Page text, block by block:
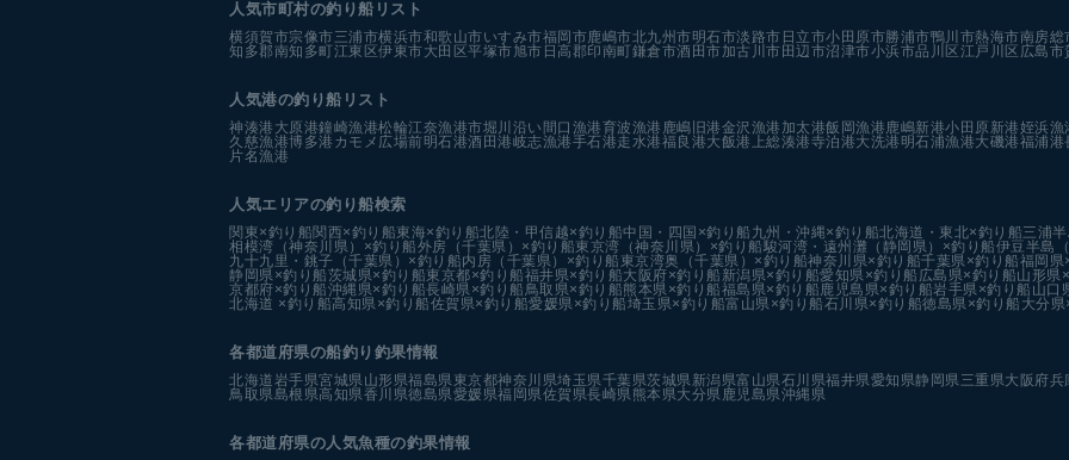
人気市町村の釣り船リスト
横須賀市宗像市三浦市横浜市和歌山市いすみ市福岡市鹿嶋市北九州市明石市淡路市 日立市小田原市勝浦市鴨川市熱海市南房総
知多郡南知多町江東区伊東市大田区平塚市旭市 日高郡印南町鎌倉市酒田市加古川市田辺市沼津市小浜市品川区江戸川区 広島市
人気港の釣り船リスト
神湊港 大原港鐘崎漁港松輪江奈漁港市堀川沿い 間口漁港育波漁港 鹿嶋旧港金沢漁港 加太港飯岡漁港 鹿嶋新港小田原新港姪浜漁
久慈漁港博多港カモメ広場前明石港酒田港岐志漁港手石港走水港福良港大飯港 上総湊港寺泊港大洗港 明石浦漁港大磯港福浦港
片名漁港
人気エリアの釣り船検索
関東×釣り船関西×釣り船東海×釣り船北陸・甲信越×釣り船中国・四国×釣り船 九州・沖縄×釣り船北海道・東北×釣り船三浦
相模湾（神奈川県）×釣り船外房（千葉県）×釣り船東京湾（神奈川県）×釣り船駿河湾・遠州灘（静岡県）×釣り船伊豆半島
九十九里・銚子（千葉県）×釣り船内房（千葉県）×釣り船 東京湾奥（千葉県）×釣り船神奈川県×釣り船千葉県×釣り船福岡県
静岡県×釣り船茨城県×釣り船東京都×釣り船福井県×釣り船大阪府×釣り船 新潟県×釣り船愛知県×釣り船 広島県×釣り船山形県
京都府×釣り船沖縄県×釣り船長崎県×釣り船 鳥取県×釣り船熊本県×釣り船福島県×釣り船 鹿児島県×釣り船岩手県×釣り船 山口
北海道 ×釣り船高知県×釣り船佐賀県×釣り船愛媛県×釣り船埼玉県×釣り船富山県×釣り船石川県×釣り船徳島県×釣り船 大分
各都道府県の船釣り釣果情報
北海道 岩手県宮城県 山形県福島県 東京都神奈川県埼玉県千葉県茨城県 新潟県富山県石川県福井県愛知県静岡県 三重県大阪府兵
鳥取県島根県高知県香川県徳島県愛媛県福岡県佐賀県長崎県 熊本県大分県 鹿児島県沖縄県
各都道府県の人気魚種の釣果情報